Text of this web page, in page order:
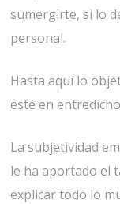
sumergirte, si lo
personal.
Hasta aquí lo
esté en
La subjetividad
le ha aportado el
explicar todo lo